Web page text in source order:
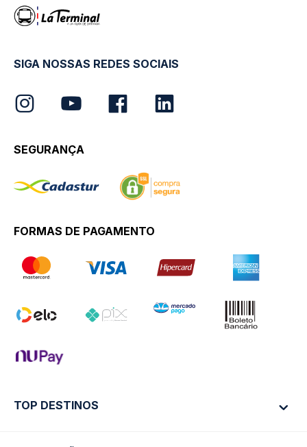
SIGA NOSSAS REDES SOCIAIS
SEGURANÇA
FORMAS DE PAGAMENTO
TOP DESTINOS